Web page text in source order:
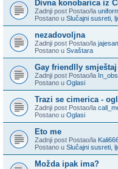
Divna konobarica iz
Zadnji post Postao/la
Postano u Slučajni susreti,
nezadovoljna
Zadnji post Postao/la
Postano u Svaštara
Gay friendlly
Zadnji post Postao/la
Postano u Oglasi
Trazi se cimerica -
Zadnji post Postao/la
Postano u Oglasi
Eto me
Zadnji post Postao/la
Postano u Slučajni susreti,
Možda ipak ima?